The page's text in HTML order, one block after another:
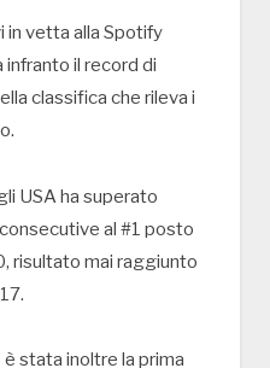
in vetta alla Spotify
infranto il record di
classifica che rileva i
USA ha superato
al #1 posto
risultato mai raggiunto
stata inoltre la prima